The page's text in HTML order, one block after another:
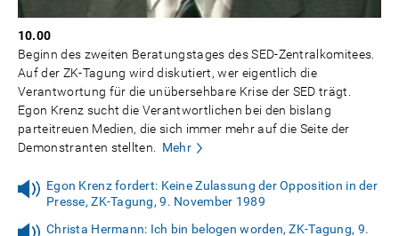
10.00
Beginn des zweiten Beratungstages des SED-Zentralkomitees.
Auf der ZK-Tagung wird diskutiert, wer eigentlich die
Verantwortung für die unübersehbare Krise der SED trägt.
Egon Krenz sucht die Verantwortlichen bei den bislang
parteitreuen Medien, die sich immer mehr auf die Seite der
Demonstranten stellten. Mehr
Egon Krenz fordert: Keine Zulassung der Opposition in der
Presse, ZK-Tagung, 9. November 1989
Christa Hermann: Ich bin belogen worden, ZK-Tagung, 9.